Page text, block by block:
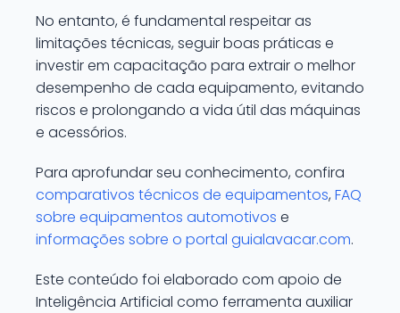
No entanto, é fundamental respeitar as
limitações técnicas, seguir boas práticas e
investir em capacitação para extrair o melhor
desempenho de cada equipamento, evitando
riscos e prolongando a vida útil das máquinas
e acessórios.
Para aprofundar seu conhecimento, confira
comparativos técnicos de equipamentos, FAQ
sobre equipamentos automotivos e
informações sobre o portal guialavacar.com.
Este conteúdo foi elaborado com apoio de
Inteligência Artificial como ferramenta auxiliar